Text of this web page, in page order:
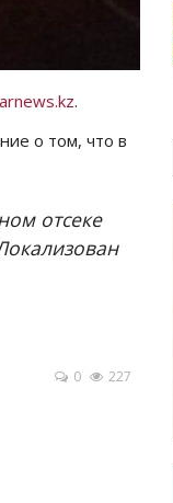
.
о том, что в
отсеке
0 227